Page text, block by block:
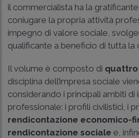
il commercialista ha la
coniugare la propria attività
impegno di valore sociale,
qualificante a beneficio di tutta la
Il volume è composto di quattro
disciplina dell’impresa sociale
considerando i principali ambiti di
professionale: i profili civilistici, i
rendicontazione economico-
rendicontazione sociale e,